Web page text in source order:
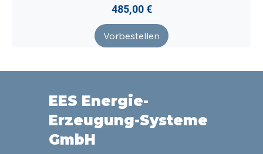
Preis
485,00 €
Vorbestellen
EES Energie-
Erzeugung-Systeme
GmbH